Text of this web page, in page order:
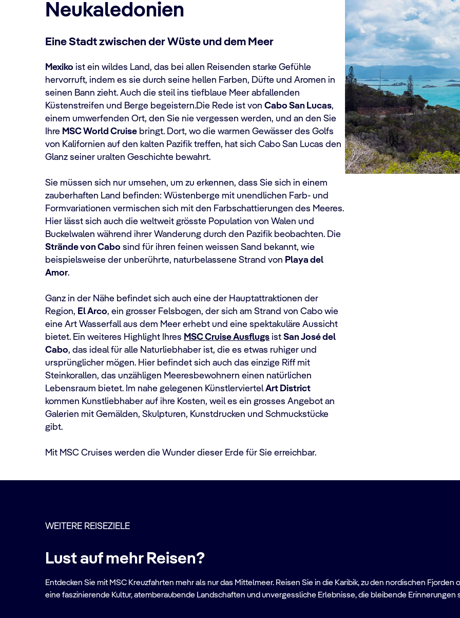
Neukaledonien
Eine Stadt zwischen der Wüste und dem Meer
Mexiko ist ein wildes Land, das bei allen Reisenden starke Gefühle
hervorruft, indem es sie durch seine hellen Farben, Düfte und Aromen in
seinen Bann zieht. Auch die steil ins tiefblaue Meer abfallenden
Küstenstreifen und Berge begeistern.Die Rede ist von Cabo San Lucas,
einem umwerfenden Ort, den Sie nie vergessen werden, und an den Sie
Ihre MSC World Cruise bringt. Dort, wo die warmen Gewässer des Golfs
von Kalifornien auf den kalten Pazifik treffen, hat sich Cabo San Lucas den
Glanz seiner uralten Geschichte bewahrt.
Sie müssen sich nur umsehen, um zu erkennen, dass Sie sich in einem
zauberhaften Land befinden: Wüstenberge mit unendlichen Farb- und
Formvariationen vermischen sich mit den Farbschattierungen des Meeres.
Hier lässt sich auch die weltweit grösste Population von Walen und
Buckelwalen während ihrer Wanderung durch den Pazifik beobachten. Die
Strände von Cabo sind für ihren feinen weissen Sand bekannt, wie
beispielsweise der unberührte, naturbelassene Strand von Playa del
Amor.
Ganz in der Nähe befindet sich auch eine der Hauptattraktionen der
Region, El Arco, ein grosser Felsbogen, der sich am Strand von Cabo wie
eine Art Wasserfall aus dem Meer erhebt und eine spektakuläre Aussicht
bietet. Ein weiteres Highlight Ihres MSC Cruise Ausflugs ist San José del
Cabo, das ideal für alle Naturliebhaber ist, die es etwas ruhiger und
ursprünglicher mögen. Hier befindet sich auch das einzige Riff mit
Steinkorallen, das unzähligen Meeresbewohnern einen natürlichen
Lebensraum bietet. Im nahe gelegenen KünstlerviertelArt District
kommen Kunstliebhaber auf ihre Kosten, weil es ein grosses Angebot an
Galerien mit Gemälden, Skulpturen, Kunstdrucken und Schmuckstücke
gibt.
Mit MSC Cruises werden die Wunder dieser Erde für Sie erreichbar.
WEITERE REISEZIELE
Lust auf mehr Reisen?
Entdecken Sie mit MSC Kreuzfahrten mehr als nur das Mittelmeer. Reisen Sie in die Karibik, zu den nordischen
eine faszinierende Kultur, atemberaubende Landschaften und unvergessliche Erlebnisse, die bleibende Erinnerungen